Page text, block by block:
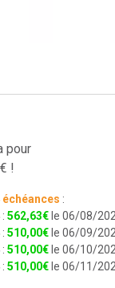
pour
!
échéances :
: 562,63€ le 06/08/
: 510,00€ le 06/09/
: 510,00€ le 06/10/
: 510,00€ le 06/11/